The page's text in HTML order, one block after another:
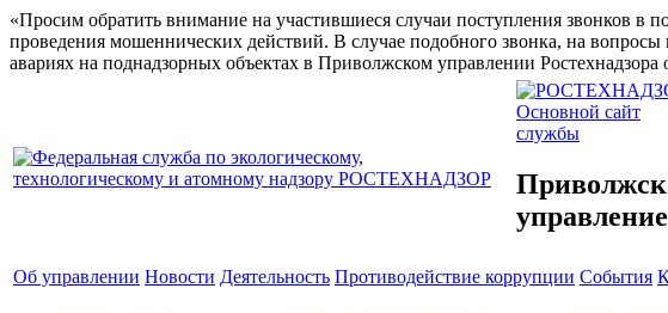
«Просим обратить внимание на участившиеся случаи поступления звонков в
проведения мошеннических действий. В случае подобного звонка, на
авариях на поднадзорных объектах в Приволжском управлении
Основной сайт
службы
управление
Об управлении Новости Деятельность Противодействие коррупции События